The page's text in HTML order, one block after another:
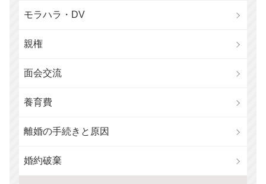
モラハラ・DV
親権
面会交流
養育費
離婚の手続きと原因
婚約破棄